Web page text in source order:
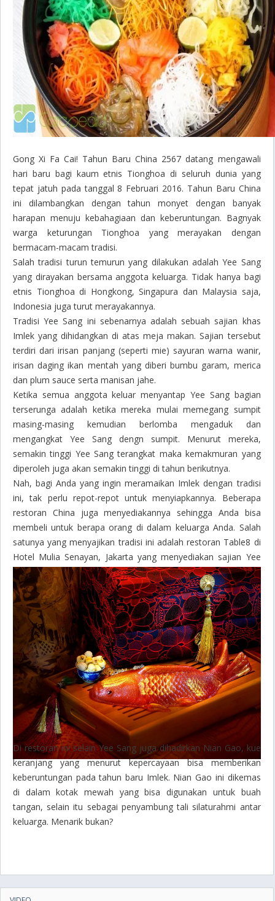
Gong Xi Fa Cai! Tahun Baru China 2567 datang mengawali
hari baru bagi kaum etnis Tionghoa di seluruh dunia yang
tepat jatuh pada tanggal 8 Februari 2016. Tahun Baru China
ini dilambangkan dengan tahun monyet dengan banyak
harapan menuju kebahagiaan dan keberuntungan. Bagnyak
warga keturungan Tionghoa yang merayakan dengan
bermacam-macam tradisi.
Salah tradisi turun temurun yang dilakukan adalahYee Sang
yang dirayakan bersama anggota keluarga. Tidak hanya bagi
etnis Tionghoa di Hongkong, Singapura dan Malaysia saja,
Indonesia juga turut merayakannya.
Tradisi Yee Sang ini sebenarnya adalah sebuah sajian khas
Imlek yang dihidangkan di atas meja makan. Sajian tersebut
terdiri dari irisan panjang (seperti mie) sayuran warna wanir,
irisan daging ikan mentah yang diberi bumbu garam, merica
dan plum sauce serta manisan jahe.
Ketika semua anggota keluar menyantap Yee Sang bagian
terserunga adalah ketika mereka mulai memegang sumpit
masing-masing kemudian berlomba mengaduk dan
mengangkat Yee Sang dengn sumpit. Menurut mereka,
semakin tinggi Yee Sang terangkat maka kemakmuran yang
diperoleh juga akan semakin tinggi di tahun berikutnya.
Nah, bagi Anda yang ingin meramaikan Imlek dengan tradisi
ini, tak perlu repot-repot untuk menyiapkannya. Beberapa
restoran China juga menyediakannya sehingga Anda bisa
membeli untuk berapa orang di dalam keluarga Anda. Salah
satunya yang menyajikan tradisi ini adalah restoran Table8 di
Hotel Mulia Senayan, Jakarta yang menyediakan sajian Yee
Sang mulai tanggal 6 – 18 Februari 2016.
Di restoran ini selain Yee Sang juga dihadirkan Nian Gao, kue
keranjang yang menurut kepercayaan bisa memberikan
keberuntungan pada tahun baru Imlek. Nian Gao ini dikemas
di dalam kotak mewah yang bisa digunakan untuk buah
tangan, selain itu sebagai penyambung tali silaturahmi antar
keluarga. Menarik bukan?